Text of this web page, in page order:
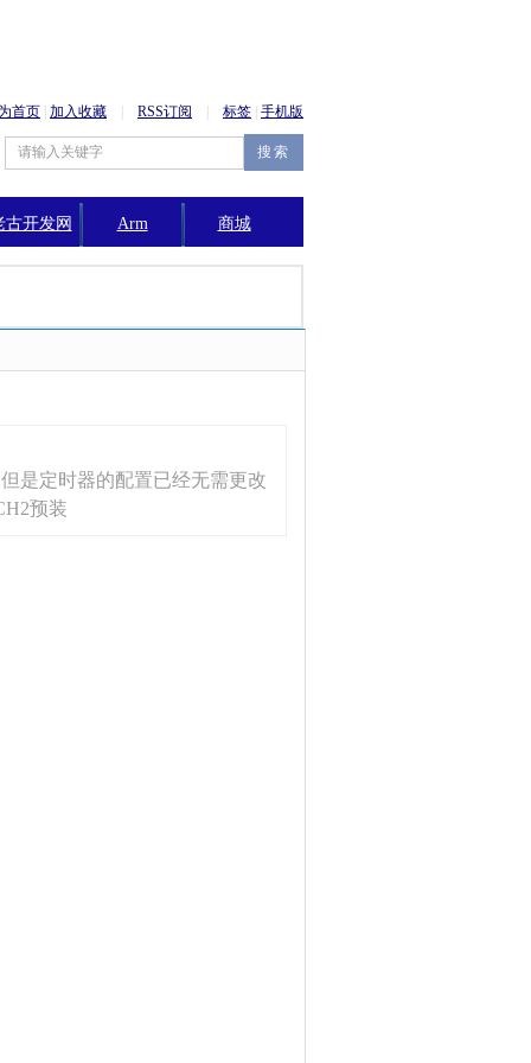
首页 加入收藏 RSS订阅 标签 手机版
古开发网 Arm 商城
是定时器的配置已经无需更改
预装